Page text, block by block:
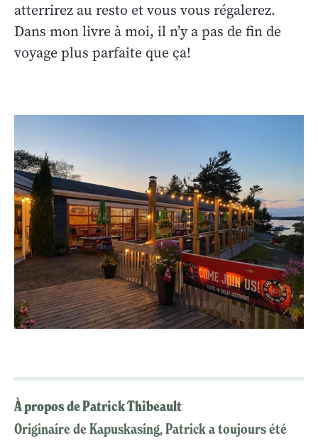
atterrirez au resto et vous vous régalerez.
Dans mon livre à moi, il n’y a pas de fin de
voyage plus parfaite que ça!
À propos de Patrick Thibeault
Originaire de Kapuskasing, Patrick a toujours été